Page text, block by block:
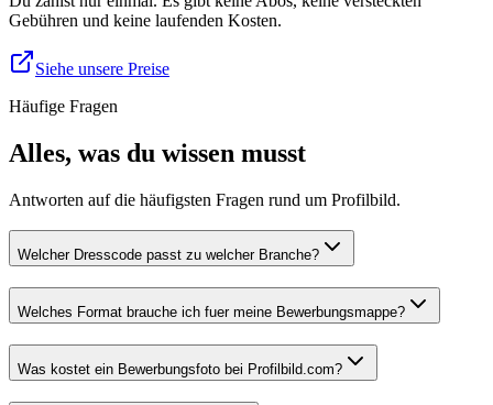
Gebühren und keine laufenden Kosten.
Siehe unsere Preise
Häufige Fragen
Alles, was du wissen musst
Antworten auf die häufigsten Fragen rund um Profilbild.
Welcher Dresscode passt zu welcher Branche?
Welches Format brauche ich fuer meine Bewerbungsmappe?
Was kostet ein Bewerbungsfoto bei Profilbild.com?